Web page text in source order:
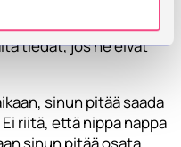
onnistumisesta,
Benjamin Franklin
tiedät, jos he eivät
sinun pitää saada
riitä, että nippa nappa